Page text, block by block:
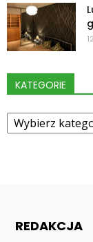
KATEGORIE
Kategorie
REDAKCJA